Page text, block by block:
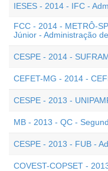
IESES - 2014 - IFC -
FCC - 2014 - METRÔ-
Júnior - Administração
CESPE - 2014 -
CEFET-MG - 2014 -
CESPE - 2013 -
MB - 2013 - QC -
CESPE - 2013 - FUB -
COVEST-COPSET -